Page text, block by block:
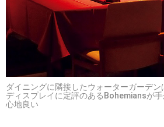
ダイニングに隣接したウォーターガーデ
ディスプレイに定評のあるBohemiansが
心地良い